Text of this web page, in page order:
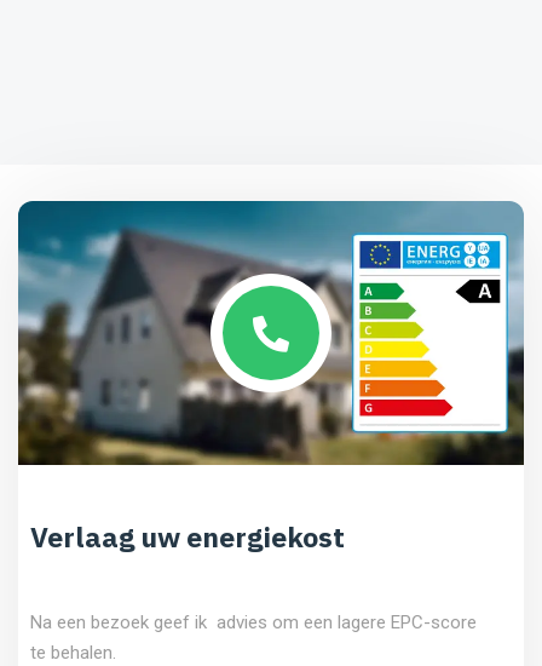
Verlaag uw energiekost
Na een bezoek geef ik advies om een lagere EPC-score
te behalen.